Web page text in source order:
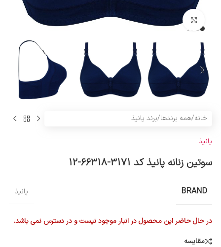
بزرگنمایی تصویر
خانه/همه برندها/برند پانیذ
پانیذ
سوتین زنانه پانیذ کد 3171-66318-12
BRAND پانیذ
در حال حاضر این محصول در انبار موجود نیست و در دسترس نمی باشد.
مقایسه